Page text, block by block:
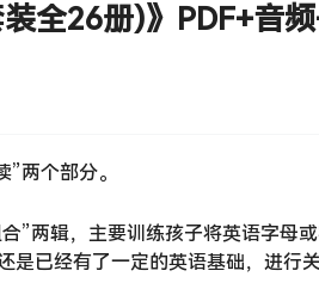
全26册)》PDF+音
”两个部分。
”两辑，主要训练孩子将英语字母
已经有了一定的英语基础，进行